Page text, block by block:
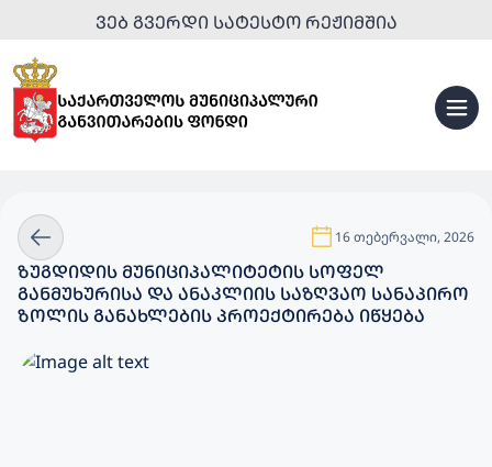
ᲕᲔᲑ ᲒᲕᲔᲠᲓᲘ ᲡᲐᲢᲔᲡᲢᲝ ᲠᲔᲟᲘᲛᲨᲘᲐ
16 თებერვალი, 2026
ᲖᲣᲒᲓᲘᲓᲘᲡ ᲛᲣᲜᲘᲪᲘᲞᲐᲚᲘᲢᲔᲢᲘᲡ ᲡᲝᲤᲔᲚ
ᲒᲐᲜᲛᲣᲮᲣᲠᲘᲡᲐ ᲓᲐ ᲐᲜᲐᲙᲚᲘᲘᲡ ᲡᲐᲖᲦᲕᲐᲝ ᲡᲐᲜᲐᲞᲘᲠᲝ
ᲖᲝᲚᲘᲡ ᲒᲐᲜᲐᲮᲚᲔᲑᲘᲡ ᲞᲠᲝᲔᲥᲢᲘᲠᲔᲑᲐ ᲘᲬᲧᲔᲑᲐ